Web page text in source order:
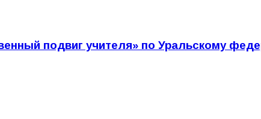
подвиг учителя» по Уральскому